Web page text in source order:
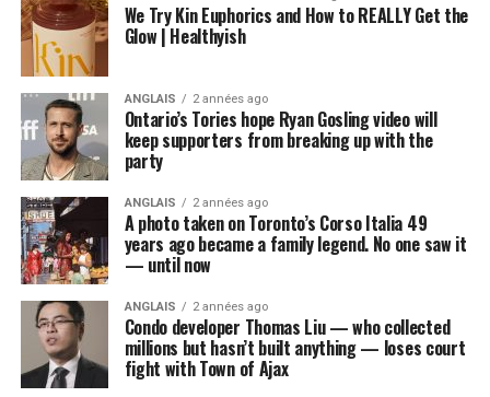
We Try Kin Euphorics and How to REALLY Get the
Glow | Healthyish
ANGLAIS 2 années ago
Ontario’s Tories hope Ryan Gosling video will
keep supporters from breaking up with the
party
ANGLAIS 2 années ago
A photo taken on Toronto’s Corso Italia 49
years ago became a family legend. No one saw it
— until now
ANGLAIS 2 années ago
Condo developer Thomas Liu — who collected
millions but hasn’t built anything — loses court
fight with Town of Ajax